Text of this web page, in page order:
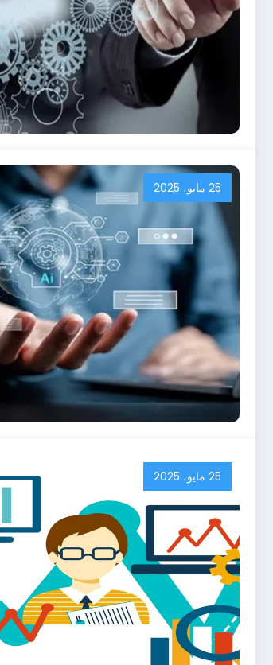
25 مايو، 2025
25 مايو، 2025